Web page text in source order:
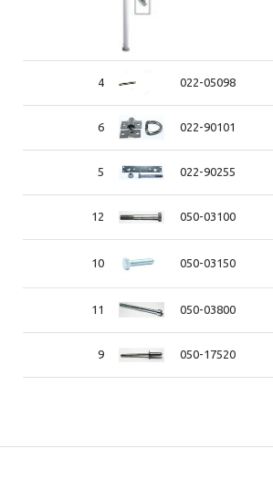
4 022-05098
6 022-90101
5 022-90255
12 050-03100
10 050-03150
11 050-03800
9 050-17520